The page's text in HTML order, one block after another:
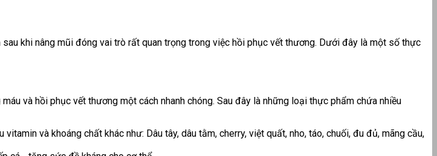
khi nâng mũi đóng vai trò rất quan trọng trong việc hồi phục vết thương. Dưới đây là một số thực
và hồi phục vết thương một cách nhanh chóng. Sau đây là những loại thực phẩm chứa nhiều
và khoáng chất khác như: Dâu tây, dâu tằm, cherry, việt quất, nho, táo, chuối, đu đủ, mãng cầu,